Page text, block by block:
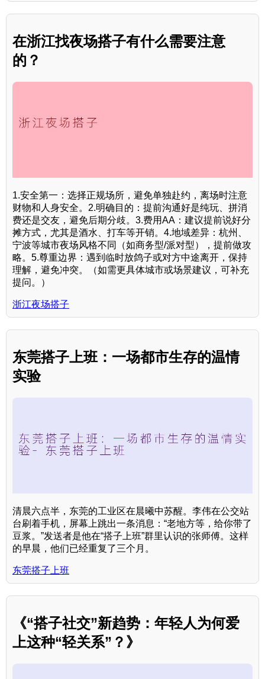
在浙江找夜场搭子有什么需要注意
的？
1.安全第一：选择正规场所，避免单独赴约，离场时注意
财物和人身安全。2.明确目的：提前沟通好是纯玩、拼消
费还是交友，避免后期分歧。3.费用AA：建议提前说好分
摊方式，尤其是酒水、打车等开销。4.地域差异：杭州、
宁波等城市夜场风格不同（如商务型/派对型），提前做攻
略。5.尊重边界：遇到临时放鸽子或对方中途离开，保持
理解，避免冲突。（如需更具体城市或场景建议，可补充
提问。）
浙江夜场搭子
东莞搭子上班：一场都市生存的温情
实验
清晨六点半，东莞的工业区在晨曦中苏醒。李伟在公交站
台刷着手机，屏幕上跳出一条消息：“老地方等，给你带了
豆浆。”发送者是他在“搭子上班”群里认识的张师傅。这样
的早晨，他们已经重复了三个月。
东莞搭子上班
《“搭子社交”新趋势：年轻人为何爱
上这种“轻关系”？》